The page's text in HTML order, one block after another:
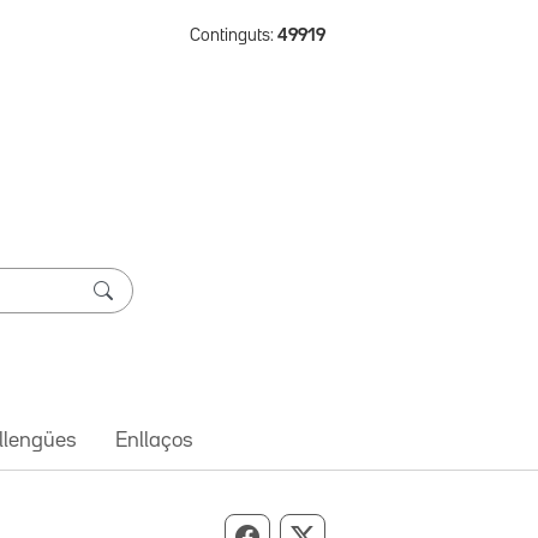
Continguts: 49919
Enllaços